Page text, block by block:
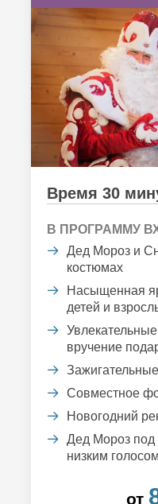
Время 30
В ПРОГРАММУ
Дед Мороз и
костюмах
Насыщенная
детей и
вручение
Совместное
Новогодний
Дед Мороз под
низким голосом
от